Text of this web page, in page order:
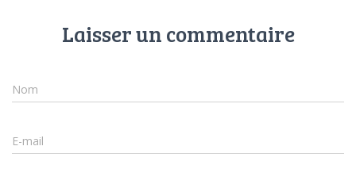
Laisser un commentaire
Nom
E-mail